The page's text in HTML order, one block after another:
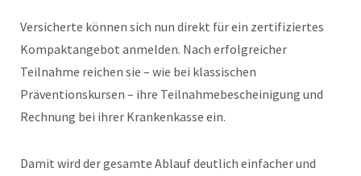
Versicherte können sich nun direkt für ein zertifiziertes
Kompaktangebot anmelden. Nach erfolgreicher
Teilnahme reichen sie – wie bei klassischen
Präventionskursen – ihre Teilnahmebescheinigung und
Rechnung bei ihrer Krankenkasse ein.
Damit wird der gesamte Ablauf deutlich einfacher und